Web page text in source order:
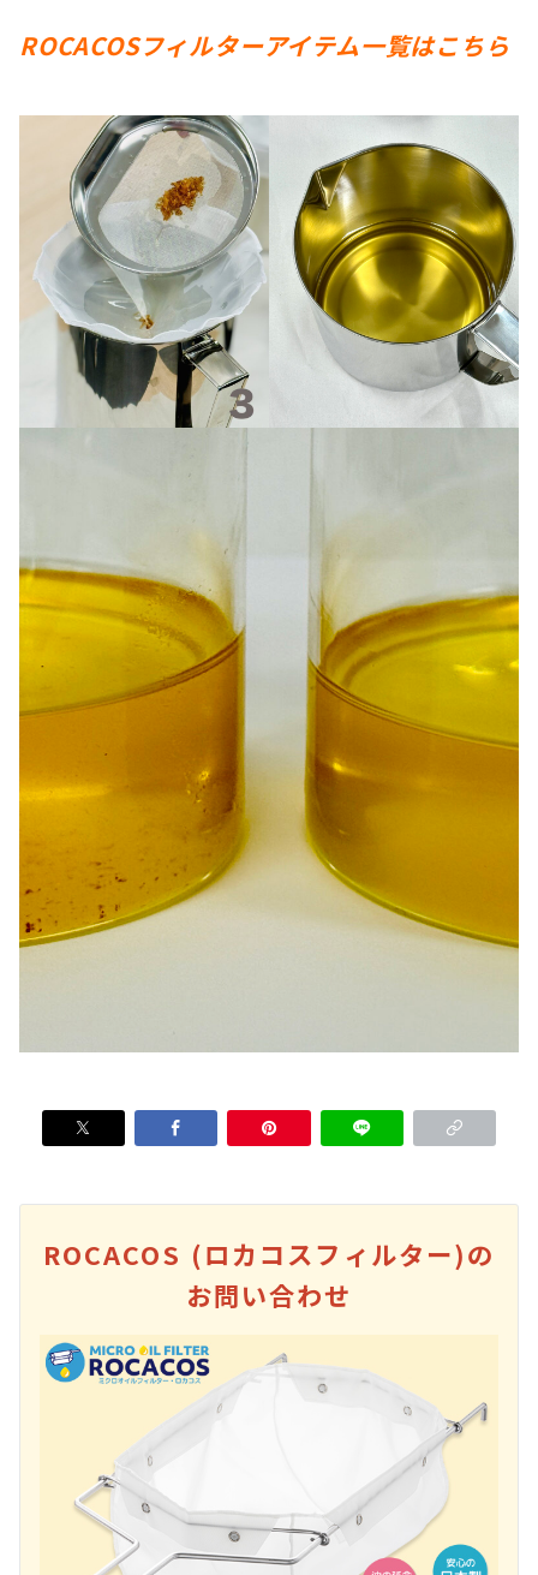
ROCACOSフィルターアイテム一覧はこちら
ROCACOS (ロカコスフィルター)の
お問い合わせ